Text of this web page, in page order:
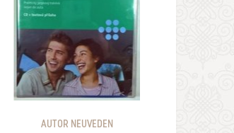
KVALITU
HLEDAT
AUTOR NEUVEDEN